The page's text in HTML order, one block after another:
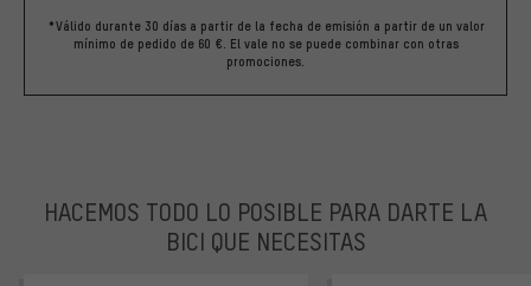
*Válido durante 30 días a partir de la fecha de emisión a partir de un valor
mínimo de pedido de 60 €. El vale no se puede combinar con otras
promociones.
HACEMOS TODO LO POSIBLE PARA DARTE LA
BICI QUE NECESITAS